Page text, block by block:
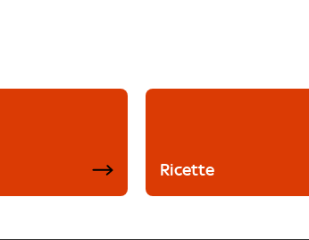
Ricette